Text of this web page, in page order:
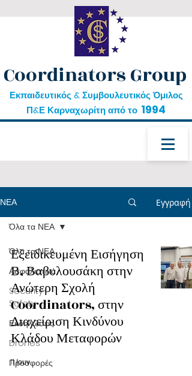
Coordinators Group
Εκπαιδευτικός & Συμβουλευτικός Όμιλος
Π&Ε Καρναχωρίτη από το 1994
ΝΕΑ Εγγραφή
Όλα τα ΝΕΑ
Ασφαλιστικά
Security-
Safety
Εκδηλώσεις
Drones
Προσφορές
Όλα τα ΝΕΑ
Εξειδικευμένη Εισήγηση
Β. Βαβυλουσάκη στην
Ανώτερη Σχολή
Coordinators, στην
Διαχείριση Κινδύνου
Κλάδου Μεταφορών
11 Ιουν